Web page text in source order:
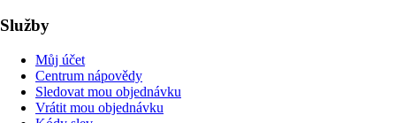
Služby
Můj účet
Centrum nápovědy
Sledovat mou objednávku
Vrátit mou objednávku